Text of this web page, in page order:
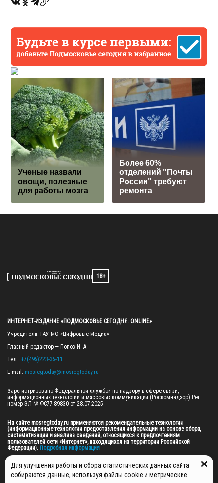
Ученые назвали
овощи, полезные
для работы мозга
Более 60%
отделений "Почты
России" требуют
ремонта
18+
ИНТЕРНЕТ-ИЗДАНИЕ «ПОДМОСКОВЬЕ СЕГОДНЯ. ONLINE»
Учредители: ГАУ МО «Цифровые Медиа»
Главный редактор — Попов И. А.
Тел.: +7(495)223-35-11
E-mail: mosregtoday@mosregtoday.ru
Зарегистрировано Федеральной службой по надзору в сфере связи,
информационных технологий и массовых коммуникаций (Роскомнадзор) Рег.
номер ЭЛ № ФС77-89830 от 28.07.2025
На сайте mosregtoday.ru применяются рекомендательные технологии
(информационные технологии предоставления информации на основе сбора,
систематизации и анализа сведений, относящихся к предпочтениям
пользователей сети «Интернет», находящихся на территории Российской
Федерации). Подробная информация
© 2026 ПРАВА НА ВСЕ МАТЕРИАЛЫ САЙТА ПРИНАДЛЕЖАТ ГАУ МО "ЦИФРОВЫЕ
МЕДИА" (ОГРН: 1255000059467).
Для улучшения работы и сбора статистических данных сайта
собираются данные, используя файлы cookie и метрические